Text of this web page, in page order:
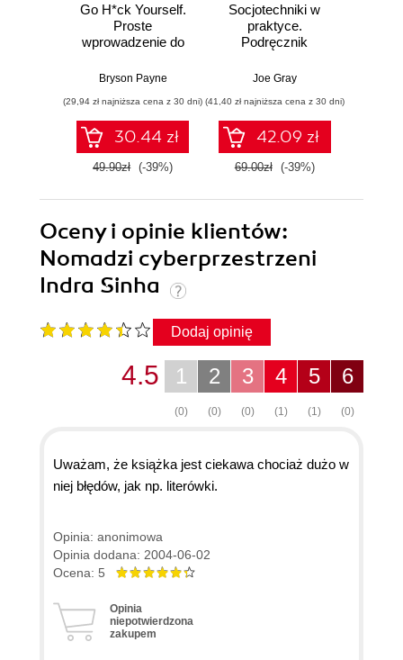
Go H*ck Yourself.
Proste
wprowadzenie do
cyberatakami
Bryson Payne
(29,94 zł najniższa cena z 30 dni)
30.44 zł
49.90zł (-39%)
Socjotechniki w
praktyce.
Podręcznik
Joe Gray
(41,40 zł najniższa cena z 30 dni)
42.09 zł
69.00zł (-39%)
Oceny i opinie klientów:
Nomadzi cyberprzestrzeni
Indra Sinha
Dodaj opinię
6
(0)
5
(1)
4
(1)
3
(0)
2
(0)
1
(0)
4.5
Uważam, że książka jest ciekawa chociaż dużo w
niej błędów, jak np. literówki.
Opinia: anonimowa
Opinia dodana: 2004-06-02
Ocena: 5
Opinia
niepotwierdzona
zakupem